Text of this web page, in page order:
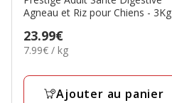
Agneau et Riz pour Chiens - 3Kg
Prix
23.99€
23.99€
7.99€
Kg
7.99€ / kg
Ajouter au panier